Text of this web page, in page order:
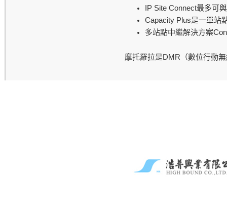
IP Site Connect最多可與
Capacity Plus是一單站
多站點中繼解決方案
摩托羅拉是DMR （數位行動